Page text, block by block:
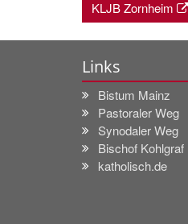
KLJB Zornheim
Links
Bistum Mainz
Pastoraler Weg
Synodaler Weg
Bischof Kohlgraf
katholisch.de